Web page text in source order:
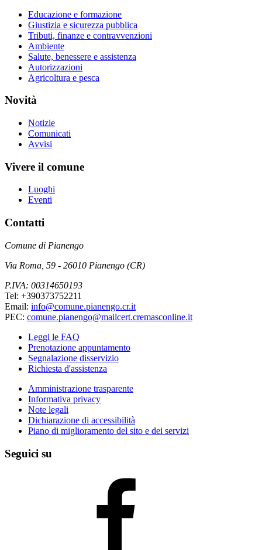
Educazione e formazione
Giustizia e sicurezza pubblica
Tributi, finanze e contravvenzioni
Ambiente
Salute, benessere e assistenza
Autorizzazioni
Agricoltura e pesca
Novità
Notizie
Comunicati
Avvisi
Vivere il comune
Luoghi
Eventi
Contatti
Comune di Pianengo
Via Roma, 59 - 26010 Pianengo (CR)
P.IVA: 00314650193
Tel: +390373752211
Email: info@comune.pianengo.cr.it
PEC: comune.pianengo@mailcert.cremasconline.it
Leggi le FAQ
Prenotazione appuntamento
Segnalazione disservizio
Richiesta d'assistenza
Amministrazione trasparente
Informativa privacy
Note legali
Dichiarazione di accessibilità
Piano di miglioramento del sito e dei servizi
Seguici su